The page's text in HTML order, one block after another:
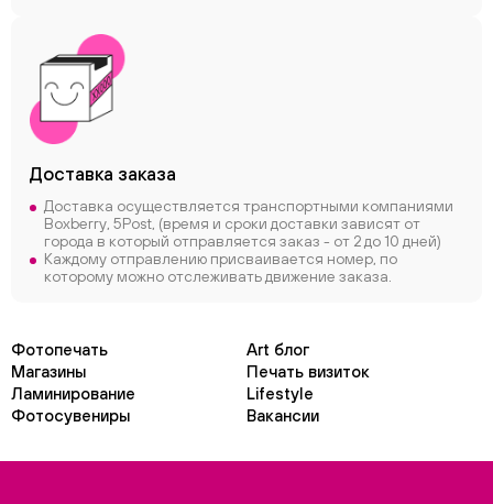
Доставка заказа
Доставка осуществляется транспортными компаниями
Boxberry, 5Post, (время и сроки доставки зависят от
города в который отправляется заказ - от 2 до 10 дней)
Каждому отправлению присваивается номер, по
которому можно отслеживать движение заказа.
Фотопечать
Art блог
Магазины
Печать визиток
Ламинирование
Lifestyle
Фотосувениры
Вакансии